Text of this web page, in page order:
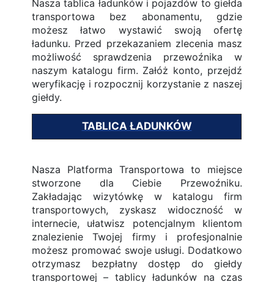
Nasza tablica ładunków i pojazdów to giełda
transportowa bez abonamentu, gdzie
możesz łatwo wystawić swoją ofertę
ładunku. Przed przekazaniem zlecenia masz
możliwość sprawdzenia przewoźnika w
naszym katalogu firm. Załóż konto, przejdź
weryfikację i rozpocznij korzystanie z naszej
giełdy.
TABLICA ŁADUNKÓW
Nasza Platforma Transportowa to miejsce
stworzone dla Ciebie Przewoźniku.
Zakładając wizytówkę w katalogu firm
transportowych, zyskasz widoczność w
internecie, ułatwisz potencjalnym klientom
znalezienie Twojej firmy i profesjonalnie
możesz promować swoje usługi. Dodatkowo
otrzymasz bezpłatny dostęp do giełdy
transportowej – tablicy ładunków na czas